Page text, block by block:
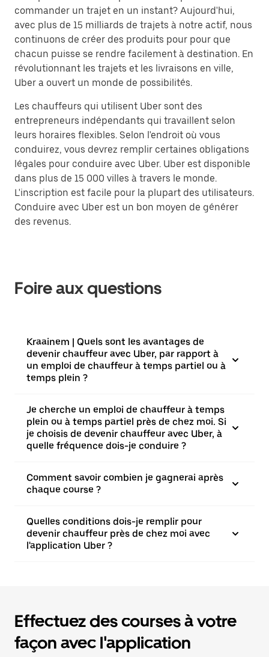
commander un trajet en un instant? Aujourd'hui,
avec plus de 15 milliards de trajets à notre actif, nous
continuons de créer des produits pour pour que
chacun puisse se rendre facilement à destination. En
révolutionnant les trajets et les livraisons en ville,
Uber a ouvert un monde de possibilités.
Les chauffeurs qui utilisent Uber sont des
entrepreneurs indépendants qui travaillent selon
leurs horaires flexibles. Selon l'endroit où vous
conduirez, vous devrez remplir certaines obligations
légales pour conduire avec Uber. Uber est disponible
dans plus de 15 000 villes à travers le monde.
L'inscription est facile pour la plupart des utilisateurs.
Conduire avec Uber est un bon moyen de générer
des revenus.
Foire aux questions
Kraainem | Quels sont les avantages de
devenir chauffeur avec Uber, par rapport à
un emploi de chauffeur à temps partiel ou à
temps plein ?
Je cherche un emploi de chauffeur à temps
plein ou à temps partiel près de chez moi. Si
je choisis de devenir chauffeur avec Uber, à
quelle fréquence dois-je conduire ?
Comment savoir combien je gagnerai après
chaque course ?
Quelles conditions dois-je remplir pour
devenir chauffeur près de chez moi avec
l'application Uber ?
Effectuez des courses à votre
façon avec l'application